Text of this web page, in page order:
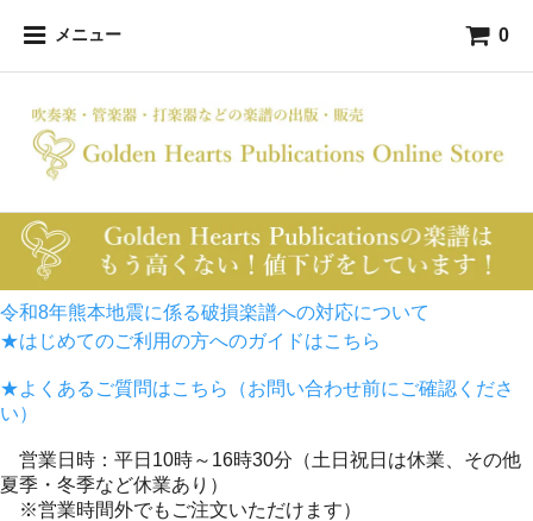
メニュー 0
令和8年熊本地震に係る破損楽譜への対応について
★はじめてのご利用の方へのガイドはこちら
★よくあるご質問はこちら（お問い合わせ前にご確認くださ
い）
営業日時：平日10時～16時30分（土日祝日は休業、その他
夏季・冬季など休業あり）
※営業時間外でもご注文いただけます）